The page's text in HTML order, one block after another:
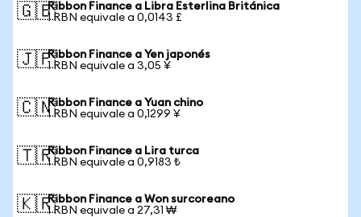
🇬🇧Ribbon Finance a Libra Esterlina Británica
1 RBN equivale a 0,0143 £
🇯🇵Ribbon Finance a Yen japonés
1 RBN equivale a 3,05 ¥
🇨🇳Ribbon Finance a Yuan chino
1 RBN equivale a 0,1299 ¥
🇹🇷Ribbon Finance a Lira turca
1 RBN equivale a 0,9183 ₺
🇰🇷Ribbon Finance a Won surcoreano
1 RBN equivale a 27,31 ₩